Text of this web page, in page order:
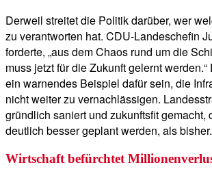
Derweil streitet die Politik darüber, wer
zu verantworten hat. CDU-Landeschefin
forderte, „aus dem Chaos rund um die
muss jetzt für die Zukunft gelernt
ein warnendes Beispiel dafür sein, die
nicht weiter zu vernachlässigen.
gründlich saniert und zukunftsfit gemacht,
deutlich besser geplant werden, als bisher.
Wirtschaft befürchtet